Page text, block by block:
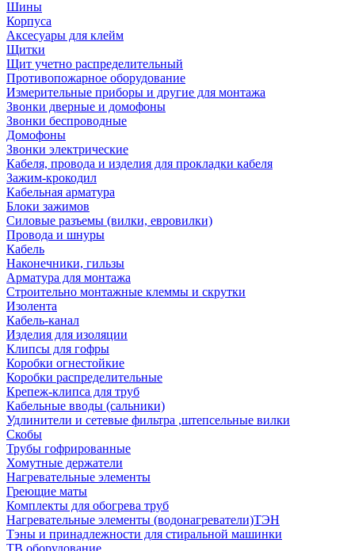
Шины
Корпуса
Аксесуары для клейм
Щитки
Щит учетно распределительный
Противопожарное оборудование
Измерительные приборы и другие для монтажа
Звонки дверные и домофоны
Звонки беспроводные
Домофоны
Звонки электрические
Кабеля, провода и изделия для прокладки кабеля
Зажим-крокодил
Кабельная арматура
Блоки зажимов
Силовые разъемы (вилки, евровилки)
Провода и шнуры
Кабель
Наконечники, гильзы
Арматура для монтажа
Строительно монтажные клеммы и скрутки
Изолента
Кабель-канал
Изделия для изоляции
Клипсы для гофры
Коробки огнестойкие
Коробки распределительные
Крепеж-клипса для труб
Кабельные вводы (сальники)
Удлинители и сетевые фильтра ,штепсельные вилки
Скобы
Трубы гофрированные
Хомутные держатели
Нагревательные элементы
Греющие маты
Комплекты для обогрева труб
Нагревательные элементы (водонагреватели)ТЭН
Тэны и принадлежности для стиральной машинки
ТВ оборудование